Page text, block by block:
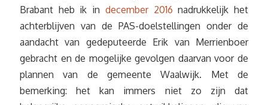
Brabant heb ik in december 2016 nadrukkelijk het
achterblijven van de PAS-doelstellingen onder de
aandacht van gedeputeerde Erik van Merrienboer
gebracht en de mogelijke gevolgen daarvan voor de
plannen van de gemeente Waalwijk. Met de
bemerking: het kan immers niet zo zijn dat